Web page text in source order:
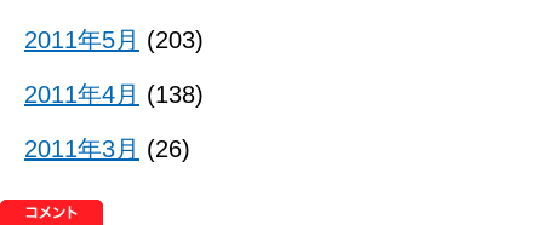
2011年5月 (203)
2011年4月 (138)
2011年3月 (26)